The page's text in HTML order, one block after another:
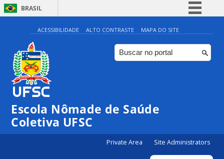
BRASIL
Simplifique!
Comunica BR
Participe
Canais
ACESSIBILIDADE ALTO CONTRASTE MAPA DO SITE
Escola Nômade de Saúde
Coletiva UFSC
Private Area Site Administrators